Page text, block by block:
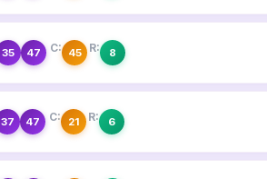
35 47 C: 45 R: 8
37 47 C: 21 R: 6